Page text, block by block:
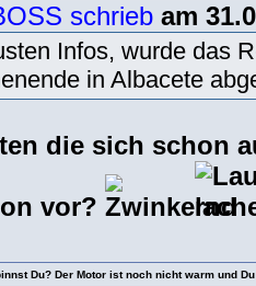
schrieb am
Infos, wurde das
in Albacete
die sich schon
vor?
Du? Der Motor ist noch nicht warm und